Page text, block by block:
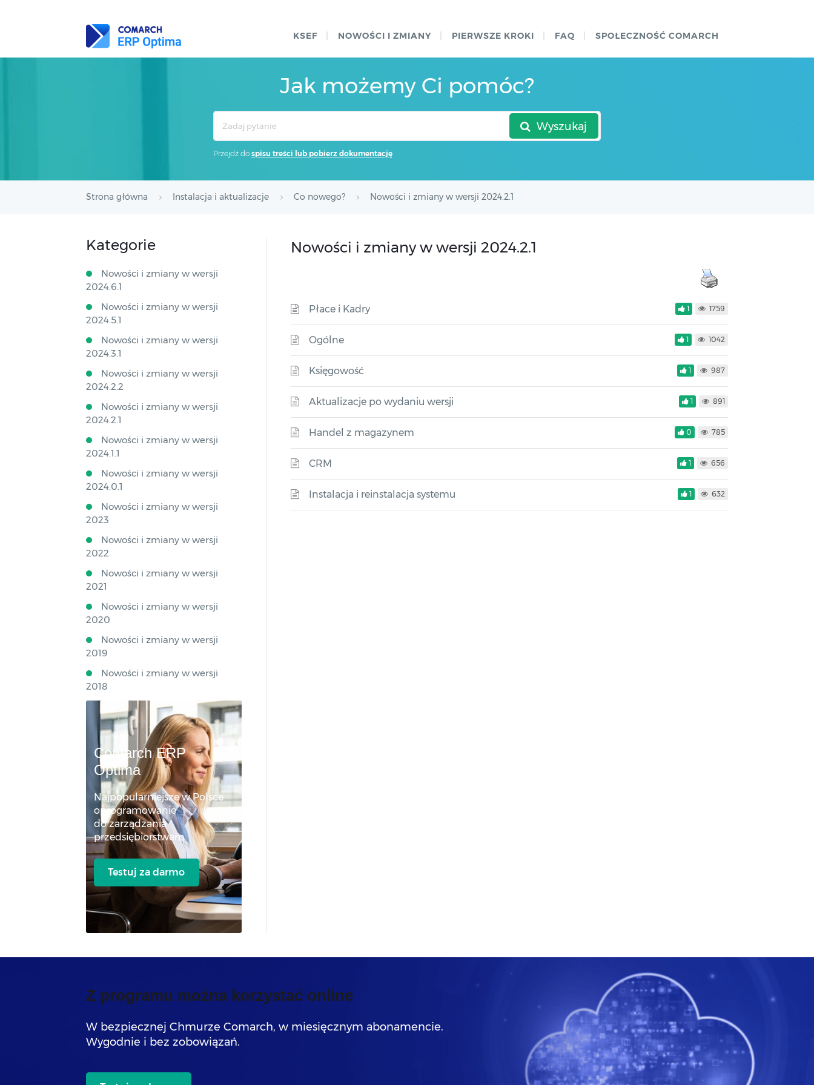
KSEF NOWOŚCI I ZMIANY PIERWSZE KROKI FAQ SPOŁECZNOŚĆ COMARCH
Jak możemy Ci pomóc?
Wyszukaj
Przejdź do spisu treści lub pobierz dokumentację
Strona główna Instalacja i aktualizacje Co nowego? Nowości i zmiany w wersji 2024.2.1
Nowości i zmiany w wersji 2024.2.1
Płace i Kadry 1 1759
Ogólne 1 1042
Księgowość 1 987
Aktualizacje po wydaniu wersji 1 891
Handel z magazynem 0 785
CRM 1 656
Instalacja i reinstalacja systemu 1 632
Kategorie
Nowości i zmiany w wersji
2024.6.1
Nowości i zmiany w wersji
2024.5.1
Nowości i zmiany w wersji
2024.3.1
Nowości i zmiany w wersji
2024.2.2
Nowości i zmiany w wersji
2024.2.1
Nowości i zmiany w wersji
2024.1.1
Nowości i zmiany w wersji
2024.0.1
Nowości i zmiany w wersji
2023
Nowości i zmiany w wersji
2022
Nowości i zmiany w wersji
2021
Nowości i zmiany w wersji
2020
Nowości i zmiany w wersji
2019
Nowości i zmiany w wersji
2018
Comarch ERP
Optima
Najpopularniejsze w Polsce
oprogramowanie
do zarządzania
przedsiębiorstwem
Testuj za darmo
Z programu można korzystać online
W bezpiecznej Chmurze Comarch, w miesięcznym abonamencie.
Wygodnie i bez zobowiązań.